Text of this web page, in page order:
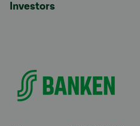
Investors